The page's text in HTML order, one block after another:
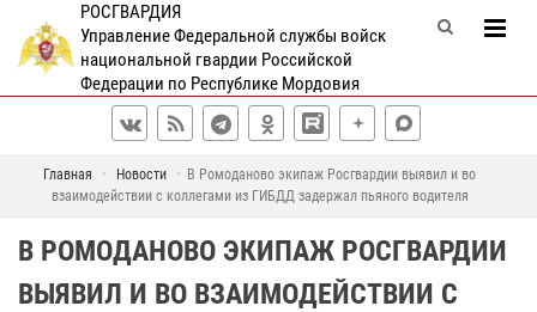
РОСГВАРДИЯ
Управление Федеральной службы войск
национальной гвардии Российской
Федерации по Республике Мордовия
Главная Новости
В Ромоданово экипаж Росгвардии выявил и во
взаимодействии с коллегами из ГИБДД задержал пьяного водителя
В РОМОДАНОВО ЭКИПАЖ РОСГВАРДИИ
ВЫЯВИЛ И ВО ВЗАИМОДЕЙСТВИИ С